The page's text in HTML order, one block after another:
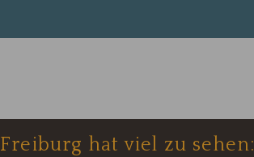
Freiburg hat viel zu sehen: